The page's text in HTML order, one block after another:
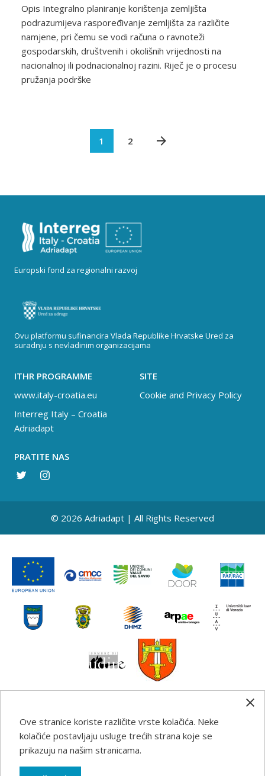
Opis Integralno planiranje korištenja zemljišta
podrazumijeva raspoređivanje zemljišta za različite
namjene, pri čemu se vodi računa o ravnoteži
gospodarskih, društvenih i okolišnih vrijednosti na
nacionalnoj ili podnacionalnoj razini. Riječ je o procesu
pružanja podrške
1 2
Europski fond za regionalni razvoj
Ovu platformu sufinancira Vlada Republike Hrvatske Ured za
suradnju s nevladinim organizacijama
ITHR PROGRAMME
www.italy-croatia.eu
Interreg Italy – Croatia
Adriadapt
SITE
Cookie and Privacy Policy
PRATITE NAS
© 2026 Adriadapt | All Rights Reserved
Any information, good practice guidance and
recommendations published on this web site reflects the
author’s views; the Programme authorities are not liable
for any use that may be made of the information
Ove stranice koriste različite vrste kolačića. Neke
kolačiće postavljaju usluge trećih strana koje se
prikazuju na našim stranicama.